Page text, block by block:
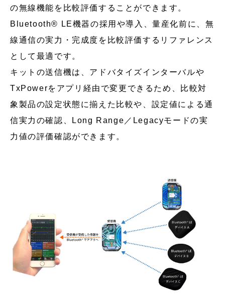
の無線機能を比較評価することができます。
Bluetooth® LE機器の採用や導入、量産化前に、無
線通信の実力・完成度を比較評価するリファレンス
として最適です。
キットの送信機は、アドバタイズインターバルや
TxPowerをアプリ経由で変更できるため、比較対
象製品の設定状態に揃えた比較や、設定値による通
信実力の確認、Long Range／Legacyモードの実
力値の評価確認ができます。